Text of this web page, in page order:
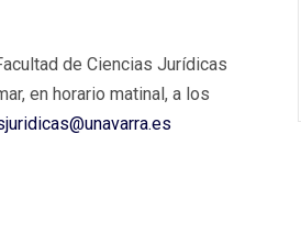
de Ciencias Jurídicas
en horario matinal, a los